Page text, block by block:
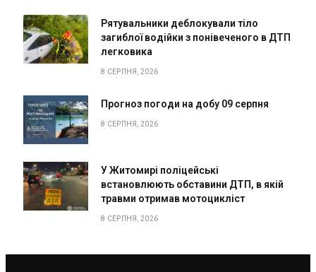
Рятувальники деблокували тіло
загиблої водійки з понівеченого в ДТП
легковика
8 СЕРПНЯ, 2026
Прогноз погоди на добу 09 серпня
8 СЕРПНЯ, 2026
У Житомирі поліцейські
встановлюють обставини ДТП, в якій
травми отримав мотоцикліст
8 СЕРПНЯ, 2026